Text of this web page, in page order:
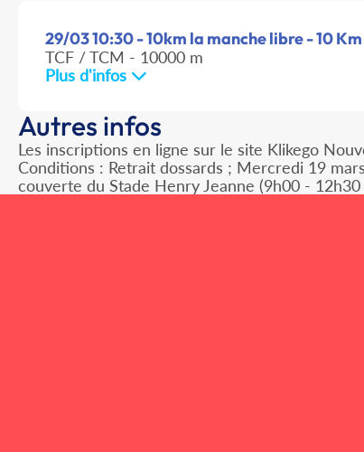
29/03 10:30 - 10km la manche libre - 10
TCF / TCM - 10000 m
Plus d'infos
Autres infos
Les inscriptions en ligne sur le site Klikego
Conditions : Retrait dossards ; Mercredi 19
couverte du Stade Henry Jeanne (9h00 -